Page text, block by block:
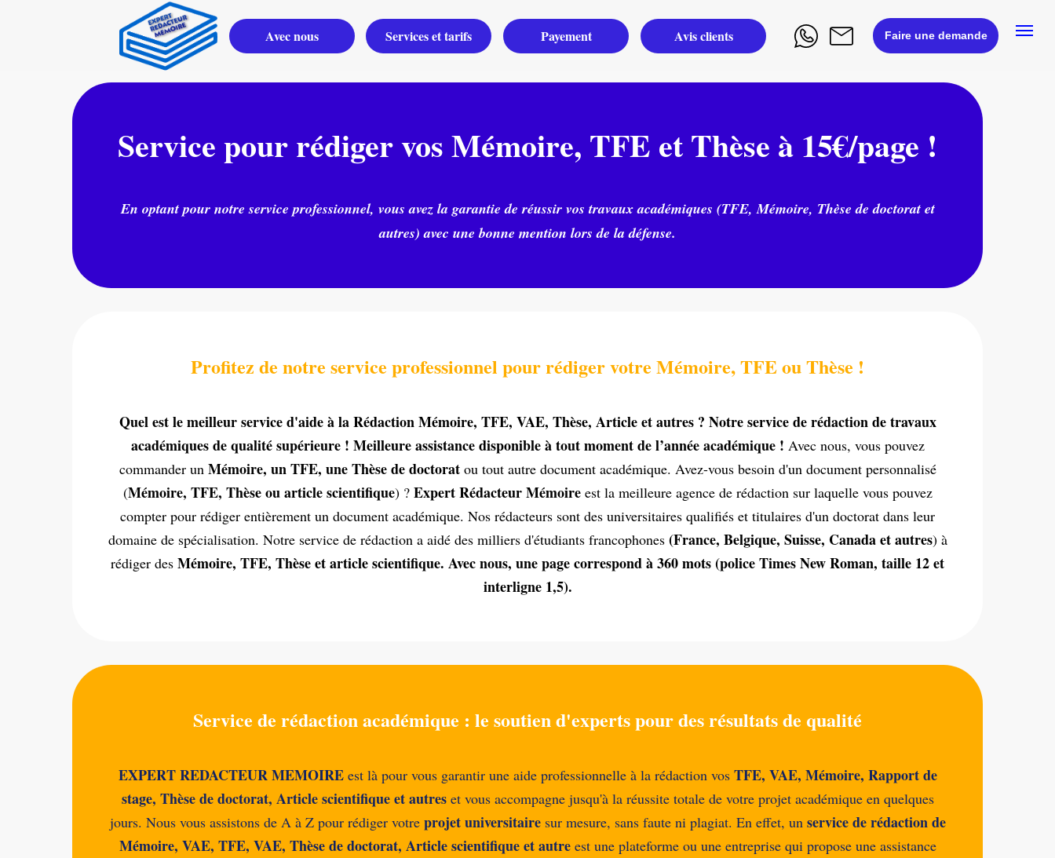
Avec nous Services et tarifs Payement Avis clients Faire une demande
Service pour rédiger vos Mémoire, TFE et Thèse à 15€/page !
En optant pour notre service professionnel, vous avez la garantie de réussir vos travaux académiques (TFE, Mémoire, Thèse de doctorat et
autres) avec une bonne mention lors de la défense.
Commandez
Profitez de notre service professionnel pour rédiger votre Mémoire, TFE ou Thèse !
Quel est le meilleur service d'aide à la Rédaction Mémoire, TFE, VAE, Thèse, Article et autres ? Notre service de rédaction de travaux
académiques de qualité supérieure ! Meilleure assistance disponible à tout moment de l’année académique ! Avec nous, vous pouvez
commander un Mémoire, un TFE, une Thèse de doctoratou tout autre document académique. Avez-vous besoin d'un document personnalisé
(Mémoire, TFE, Thèse ou article scientifique) ? Expert Rédacteur Mémoireest la meilleure agence de rédaction sur laquelle vous pouvez
compter pour rédiger entièrement un document académique. Nos rédacteurs sont des universitaires qualifiés et titulaires d'un doctorat dans leur
domaine de spécialisation. Notre service de rédaction a aidé des milliers d'étudiants francophones (France, Belgique, Suisse, Canada et autres) à
rédiger des Mémoire, TFE, Thèse et article scientifique. Avec nous, une page correspond à 360 mots (police Times New Roman, taille 12 et
interligne 1,5).
Service de rédaction académique : le soutien d'experts pour des résultats de qualité
EXPERT REDACTEUR MEMOIRE est là pour vous garantir une aide professionnelle à la rédaction vos TFE, VAE, Mémoire, Rapport de
stage, Thèse de doctorat, Article scientifique et autreset vous accompagne jusqu'à la réussite totale de votre projet académique en quelques
jours. Nous vous assistons de A à Z pour rédiger votre projet universitaire sur mesure, sans faute ni plagiat. En effet, un service de rédaction de
Mémoire, VAE, TFE, VAE, Thèse de doctorat, Article scientifique et autre est une plateforme ou une entreprise qui propose une assistance